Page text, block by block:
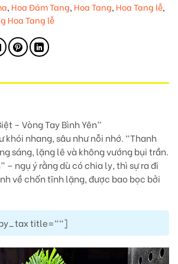
, Hoa Đám Tang, Hoa Tang, Hoa Tang lễ,
Hoa Tang lễ
– Vòng Tay Bình Yên”
khói nhang, sâu như nỗi nhớ. “Thanh
sáng, lặng lẽ và không vướng bụi trần.
– ngụ ý rằng dù có chia ly, thì sự ra đi
về chốn tĩnh lặng, được bao bọc bởi
title=""]